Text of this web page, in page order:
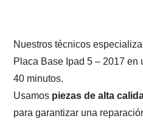
Nuestros técnicos
Placa Base Ipad 5 – 2017 en
40 minutos.
Usamos piezas de alta
para garantizar una